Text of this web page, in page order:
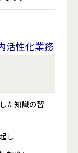
活性化業務
た知識の習
し